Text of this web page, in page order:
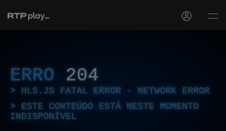
ERRO 204
HLS.JS FATAL ERROR - NETWORK ERROR
ESTE CONTEÚDO ESTÁ NESTE MOMENTO
INDISPONÍVEL